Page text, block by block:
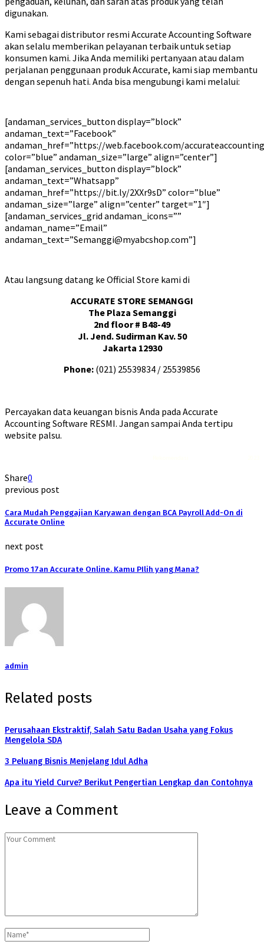
digunakan.
Kami sebagai distributor resmi Accurate Accounting Software
akan selalu memberikan pelayanan terbaik untuk setiap
konsumen kami. Jika Anda memiliki pertanyaan atau dalam
perjalanan penggunaan produk Accurate, kami siap membantu
dengan sepenuh hati. Anda bisa mengubungi kami melalui:
[andaman_services_button display=”block”
andaman_text=”Facebook”
andaman_href=”https://web.facebook.com/
color=”blue” andaman_size=”large” align=”center”]
[andaman_services_button display=”block”
andaman_text=”Whatsapp”
andaman_href=”https://bit.ly/2XXr9sD” color=”blue”
andaman_size=”large” align=”center” target=”1″]
[andaman_services_grid andaman_icons=””
andaman_name=”Email”
andaman_text=”Semanggi@myabcshop.com”]
Atau langsung datang ke Official Store kami di
ACCURATE STORE SEMANGGI
The Plaza Semanggi
2nd floor # B48-49
Jl. Jend. Sudirman Kav. 50
Jakarta 12930
Phone: (021) 25539834 / 25539856
Percayakan data keuangan bisnis Anda pada Accurate
Accounting Software RESMI. Jangan sampai Anda tertipu
website palsu.
Share0
previous post
Cara Mudah Penggajian Karyawan dengan BCA Payroll Add-On di
Accurate Online
next post
Promo 17an Accurate Online. Kamu PIlih yang Mana?
admin
Related posts
Perusahaan Ekstraktif, Salah Satu Badan Usaha yang Fokus
Mengelola SDA
3 Peluang Bisnis Menjelang Idul Adha
Apa itu Yield Curve? Berikut Pengertian Lengkap dan Contohnya
Leave a Comment